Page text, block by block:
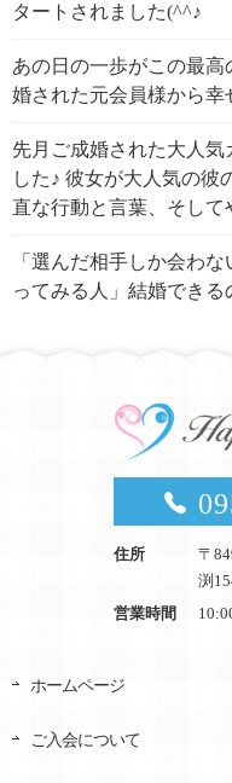
タートされました(^^♪
あの日の一歩がこの最
婚された元会員様から
先月ご成婚された大人気
した♪ 彼女が大人気の彼
直な行動と言葉、そし
「選んだ相手しか会わ
ってみる人」結婚できる
住所
〒
渕
営業時間
ホームページ
ご入会について